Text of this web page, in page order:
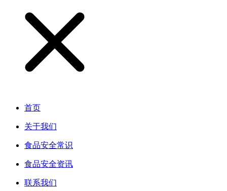
首页
关于我们
食品安全常识
食品安全资讯
联系我们